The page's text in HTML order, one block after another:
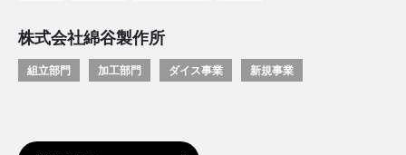
株式会社綿谷製作所
組立部門 加工部門 ダイス事業 新規事業